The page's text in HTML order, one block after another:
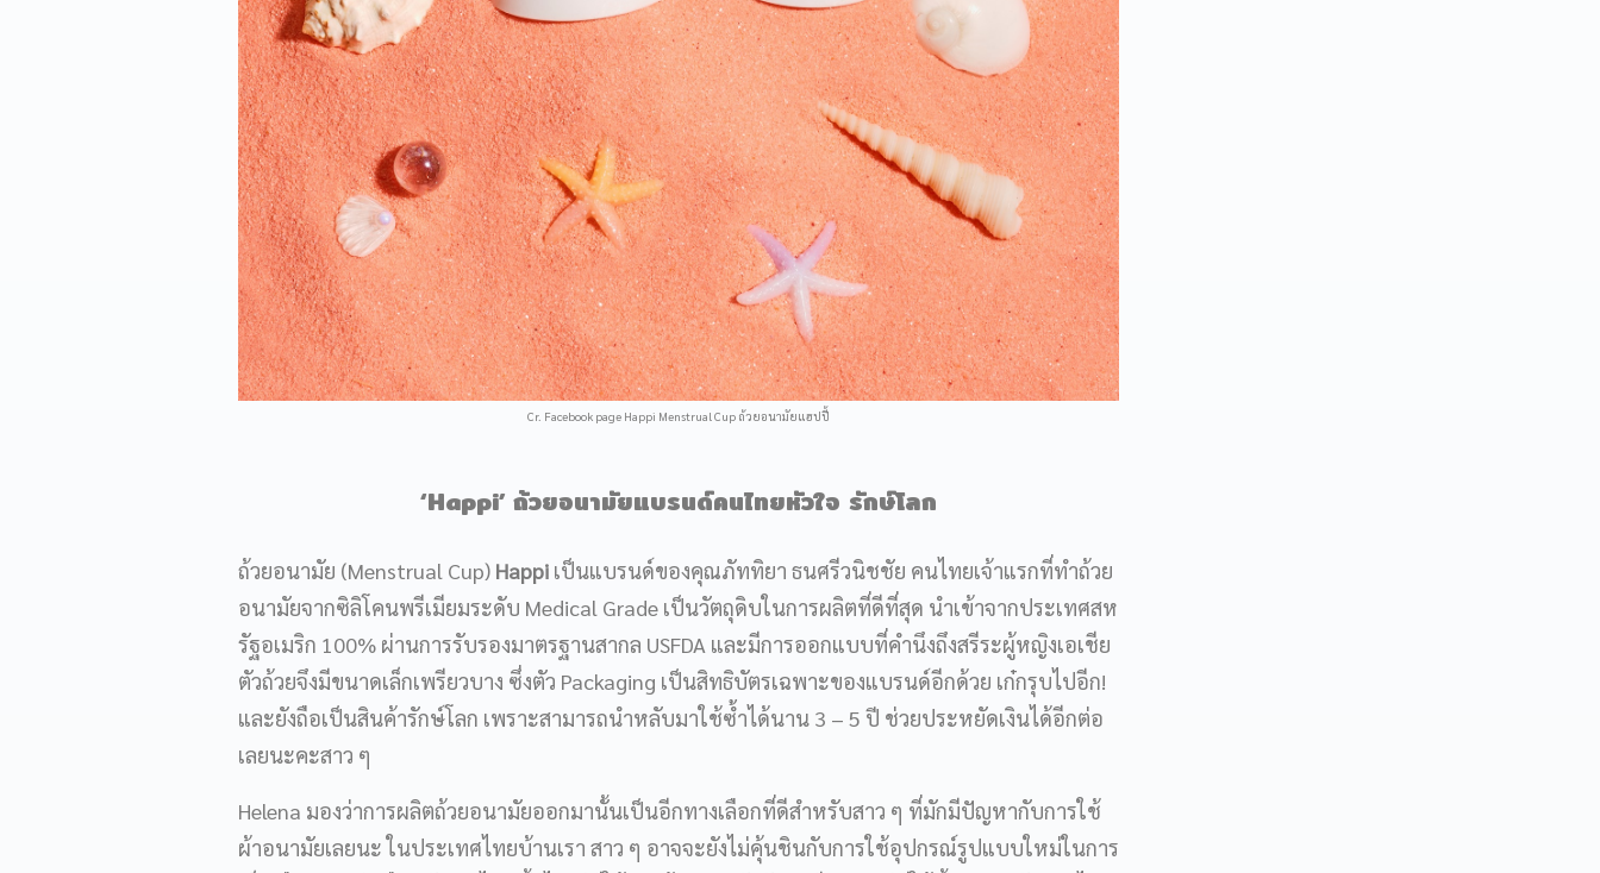
Cr. Facebook page Happi Menstrual Cup ถ้วยอนามัยแฮปปี้
‘Happi’ ถ้วยอนามัยแบรนด์คนไทยหัวใจ รักษ์โลก
ถ้วยอนามัย (Menstrual Cup) Happiเป็นแบรนด์ของคุณภัททิยา ธนศรีวนิชชัย คนไทยเจ้าแรกที่ทำถ้วย
อนามัยจากซิลิโคนพรีเมียมระดับ Medical Grade เป็นวัตถุดิบในการผลิตที่ดีที่สุด นำเข้าจากประเทศสห
รัฐอเมริก 100% ผ่านการรับรองมาตรฐานสากล USFDA และมีการออกแบบที่คำนึงถึงสรีระผู้หญิงเอเชีย
ตัวถ้วยจึงมีขนาดเล็กเพรียวบาง ซึ่งตัว Packaging เป็นสิทธิบัตรเฉพาะของแบรนด์อีกด้วย เก๋กรุบไปอีก!
และยังถือเป็นสินค้ารักษ์โลก เพราะสามารถนำหลับมาใช้ซ้ำได้นาน 3 – 5 ปี ช่วยประหยัดเงินได้อีกต่อ
เลยนะคะสาว ๆ
Helena มองว่าการผลิตถ้วยอนามัยออกมานั้นเป็นอีกทางเลือกที่ดีสำหรับสาว ๆ ที่มักมีปัญหากับการใช้
ผ้าอนามัยเลยนะ ในประเทศไทยบ้านเรา สาว ๆ อาจจะยังไม่คุ้นชินกับการใช้อุปกรณ์รูปแบบใหม่ในการ